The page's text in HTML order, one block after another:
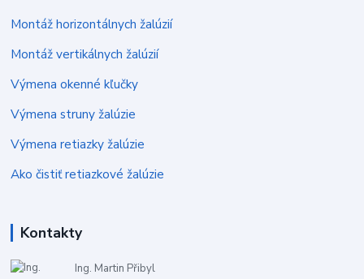
Montáž horizontálnych žalúzií
Montáž vertikálnych žalúzií
Výmena okenné kľučky
Výmena struny žalúzie
Výmena retiazky žalúzie
Ako čistiť retiazkové žalúzie
Kontakty
Ing. Martin Přibyl